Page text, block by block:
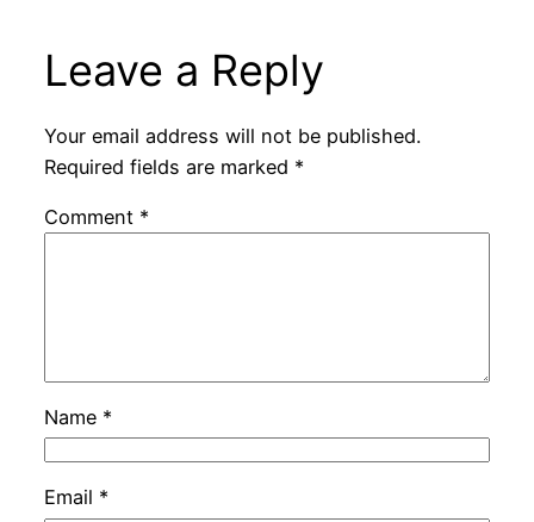
Leave a Reply
Your email address will not be published.
Required fields are marked *
Comment *
Name *
Email *